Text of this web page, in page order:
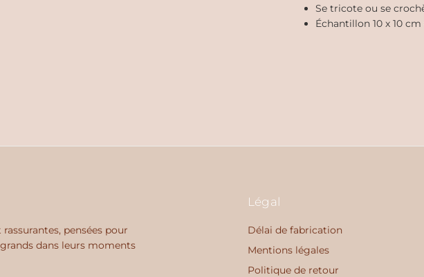
Se tricote ou se
Échantillon 10 x 10
pensées pour
dans leurs moments
Légal
Délai de fabrication
Mentions légales
Politique de retour